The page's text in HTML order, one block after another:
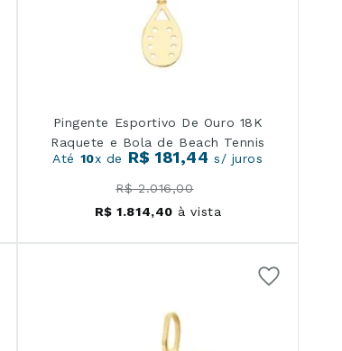
Pingente Esportivo De Ouro 18K
Raquete e Bola de Beach Tennis
Até 10x de R$ 181,44 s/ juros
R$ 2.016,00
R$ 1.814,40 à vista